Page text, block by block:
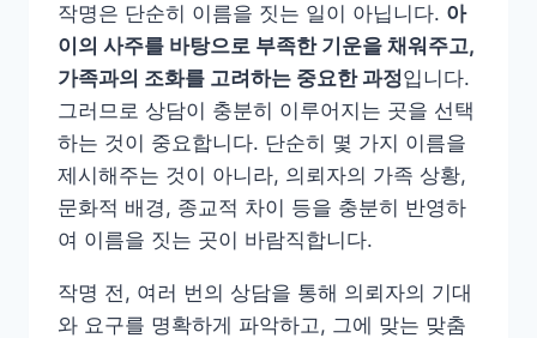
작명은 단순히 이름을 짓는 일이 아닙니다. 아
이의 사주를 바탕으로 부족한 기운을 채워주고,
가족과의 조화를 고려하는 중요한 과정입니다.
그러므로 상담이 충분히 이루어지는 곳을 선택
하는 것이 중요합니다. 단순히 몇 가지 이름을
제시해주는 것이 아니라, 의뢰자의 가족 상황,
문화적 배경, 종교적 차이 등을 충분히 반영하
여 이름을 짓는 곳이 바람직합니다.
작명 전, 여러 번의 상담을 통해 의뢰자의 기대
와 요구를 명확하게 파악하고, 그에 맞는 맞춤